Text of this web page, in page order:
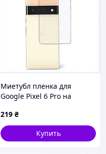
Миетубл пленка для
Google Pixel 6 Pro на
4A588622A
219 ₴
Купить